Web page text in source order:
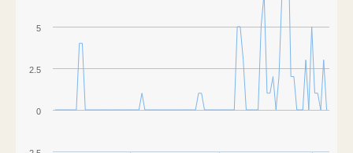
0
2.5
5